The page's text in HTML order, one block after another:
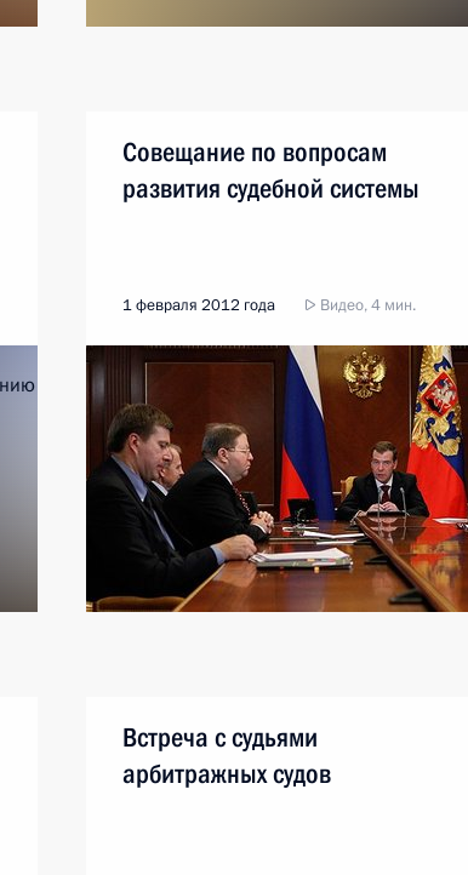
Совещание по вопросам
развития судебной системы
1 февраля 2012 года Видео, 4 мин.
Встреча с судьями
арбитражных судов